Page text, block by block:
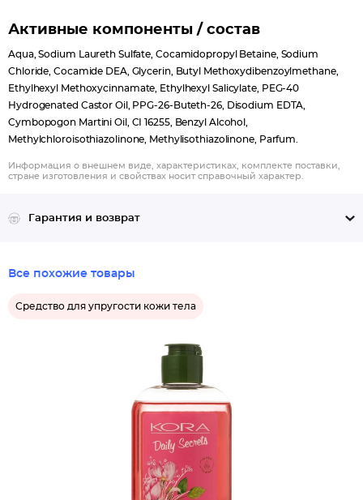
Активные компоненты / состав
Aqua, Sodium Laureth Sulfate, Cocamidopropyl Betaine, Sodium
Chloride, Cocamide DEA, Glycerin, Butyl Methoxydibenzoylmethane,
Ethylhexyl Methoxycinnamate, Ethylhexyl Salicylate, PEG-40
Hydrogenated Castor Oil, PPG-26-Buteth-26, Disodium EDTA,
Cymbopogon Martini Oil, CI 16255, Benzyl Alcohol,
Methylchloroisothiazolinone, Methylisothiazolinone, Parfum.
Информация о внешнем виде, характеристиках, комплекте поставки,
стране изготовления и свойствах носит справочный характер.
Гарантия и возврат
Все похожие товары
Средство для упругости кожи тела